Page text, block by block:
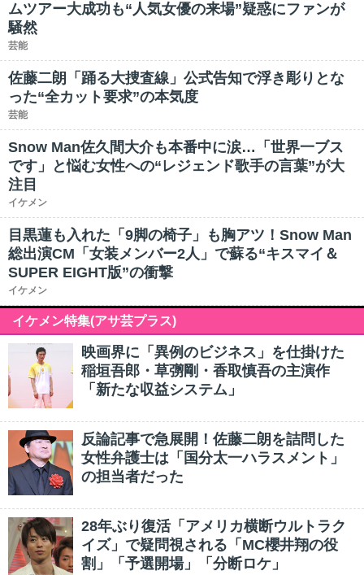
ムツアー大成功も“人気女優の来場”疑惑にファンが
騒然
芸能
佐藤二朗「踊る大捜査線」公式告知で浮き彫りとな
った“全カット要求”の本気度
芸能
Snow Man佐久間大介も本番中に涙…「世界一ブス
です」と悩む女性への“レジェンド歌手の言葉”が大
注目
イケメン
目黒蓮も入れた「9脚の椅子」も胸アツ！Snow Man
総出演CM「女装メンバー2人」で蘇る“キスマイ＆
SUPER EIGHT版”の衝撃
イケメン
イケメン特集(アサ芸プラス)
映画界に「異例のビジネス」を仕掛けた
稲垣吾郎・草彅剛・香取慎吾の主演作
「新たな収益システム」
反論記事で急展開！佐藤二朗を詰問した
女性弁護士は「国分太一ハラスメント」
の担当者だった
28年ぶり復活「アメリカ横断ウルトラク
イズ」で疑問視される「MC櫻井翔の役
割」「予選開場」「分断ロケ」